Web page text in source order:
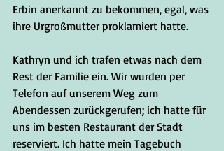
Erbin anerkannt zu bekommen, egal, was
ihre Urgroßmutter proklamiert hatte.
Kathryn und ich trafen etwas nach dem
Rest der Familie ein. Wir wurden per
Telefon auf unserem Weg zum
Abendessen zurückgerufen; ich hatte für
uns im besten Restaurant der Stadt
reserviert. Ich hatte mein Tagebuch